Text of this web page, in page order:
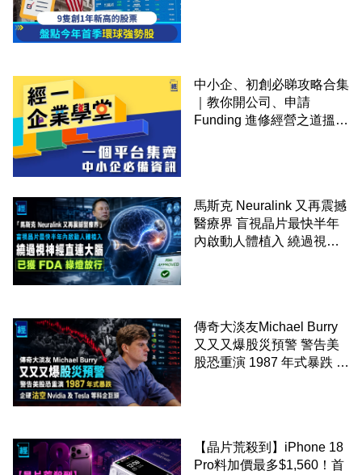
中小企、初創必睇攻略合集
｜教你開公司、申請
Funding 進修經營之道搵大
馬斯克 Neuralink 又再震撼
醫療界 盲視晶片最快半年
內啟動人體植入 繞過視神
傳奇大淡友Michael Burry
又又又爆股災預警 警告美
股恐重演 1987 年式暴跌 企
【晶片荒殺到】iPhone 18
Pro料加價最多$1,560！首